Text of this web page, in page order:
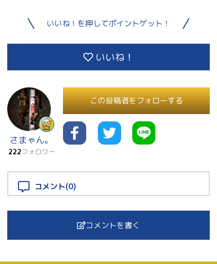
いいね！を押してポイントゲット！
いいね！
さまゃん。
222フォロワー
この投稿者をフォローする
コメント(0)
コメントを書く